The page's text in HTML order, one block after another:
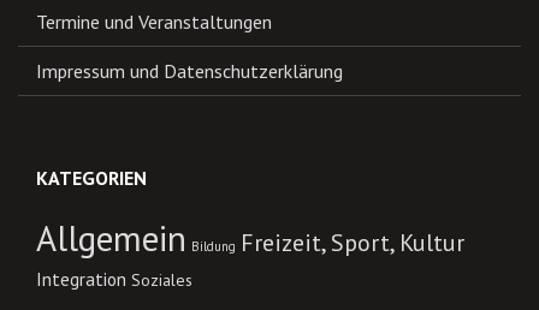
Termine und Veranstaltungen
Impressum und Datenschutzerklärung
KATEGORIEN
Allgemein Bildung Freizeit, Sport, Kultur
Integration Soziales